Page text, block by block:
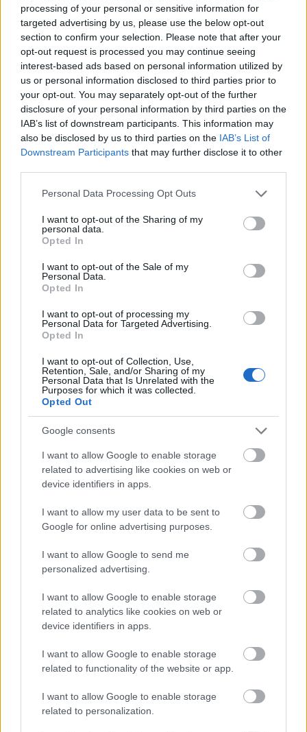
processing of your personal or sensitive information for
targeted advertising by us, please use the below opt-out
section to confirm your selection. Please note that after your
opt-out request is processed you may continue seeing
interest-based ads based on personal information utilized by
us or personal information disclosed to third parties prior to
your opt-out. You may separately opt-out of the further
disclosure of your personal information by third parties on the
IAB’s list of downstream participants. This information may
also be disclosed by us to third parties on the IAB’s List of
Downstream Participants that may further disclose it to other
Please note that this website/app uses one or more Google
not limited to your visit or usage behaviour. You may click to
grant or deny consent to Google and its third-party tags to
use your data for below specified purposes in below Google
consent section.
Personal Data Processing Opt Outs
I want to opt-out of the Sharing of my
personal data.
Opted In
I want to opt-out of the Sale of my
Personal Data.
Opted In
I want to opt-out of processing my
Personal Data for Targeted Advertising.
Opted In
I want to opt-out of Collection, Use,
Retention, Sale, and/or Sharing of my
Personal Data that Is Unrelated with the
Purposes for which it was collected.
Opted Out
Google consents
I want to allow Google to enable storage
related to advertising like cookies on web or
device identifiers in apps.
I want to allow my user data to be sent to
Google for online advertising purposes.
I want to allow Google to send me
personalized advertising.
I want to allow Google to enable storage
related to analytics like cookies on web or
device identifiers in apps.
I want to allow Google to enable storage
related to functionality of the website or app.
I want to allow Google to enable storage
related to personalization.
Πηγή: Shutterstock
απόσταση 25 χλμ. από το Καρπενήσι, τα
Φιδάκια
απλώνουν τα πέτρινα σπίτια τους στις πλαγιές του
όρους Χελιδόνα και ξεχωρίζουν για την υπέροχη θέα
960 μ. Αυτό το μικρό χωριό που έχει χαρακτηριστεί
παραδοσιακός οικισμός, είναι ό,τι πρέπει για μια
χαλαρωτική απόδραση. Ο γαλάζιος τρούλος του ναού
της Γέννησης της Θεοτόκου στην κεντρική πλατεία
αρχοντικά, καλοδιατηρημένα σπίτια και ανθισμένες
αυλές συνθέτουν το σκηνικό σε αυτή την πανέμορφη
βρεθείτε στη θέση Τσαγκαράλωνα για να απολαύσετε το
ηλιοβασίλεμα και τη μαγευτική θέα στη λίμνη
Κρεμαστών, που είναι η μεγαλύτερη τεχνητή λίμνη της
Ελλάδας.
Άγιος Γεώργιος Νηλείας, Πήλιο